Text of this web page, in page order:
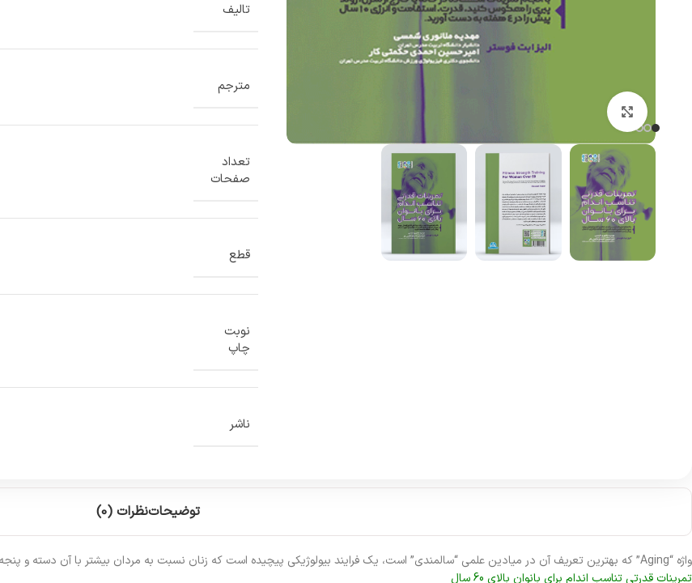
تالیف
مترجم
تعداد
صفحات
قطع
نوبت
چاپ
ناشر
توضیحاتنظرات (0)
واژه “Aging” که بهترین تعریف آن در میادین علمی “سالمندی” است، یک فرایند بیولوژیکی پیچیده است که زنان نسبت به مردان بیشتر با آن دسته و پنجه نرم می‌کنند. اما داشتن یک پیری موفق می‌تواند بزرگترین نعمت برای شما باشد.
تمرینات قدرتی تناسب اندام برای بانوان بالای 60 سال